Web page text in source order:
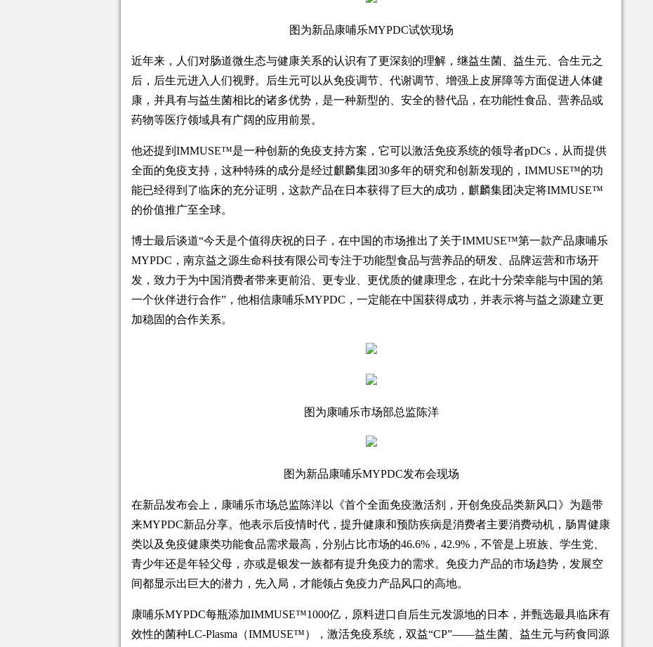
图为新品康哺乐MYPDC试饮现场
近年来，人们对肠道微生态与健康关系的认识有了更深刻的理解，继益生菌、益生元、合生元之
后，后生元进入人们视野。后生元可以从免疫调节、代谢调节、增强上皮屏障等方面促进人体健
康，并具有与益生菌相比的诸多优势，是一种新型的、安全的替代品，在功能性食品、营养品或
药物等医疗领域具有广阔的应用前景。
他还提到IMMUSE™是一种创新的免疫支持方案，它可以激活免疫系统的领导者pDCs，从而提供
全面的免疫支持，这种特殊的成分是经过麒麟集团30多年的研究和创新发现的，IMMUSE™的功
能已经得到了临床的充分证明，这款产品在日本获得了巨大的成功，麒麟集团决定将IMMUSE™
的价值推广至全球。
博士最后谈道“今天是个值得庆祝的日子，在中国的市场推出了关于IMMUSE™第一款产品康哺乐
MYPDC，南京益之源生命科技有限公司专注于功能型食品与营养品的研发、品牌运营和市场开
发，致力于为中国消费者带来更前沿、更专业、更优质的健康理念，在此十分荣幸能与中国的第
一个伙伴进行合作”，他相信康哺乐MYPDC，一定能在中国获得成功，并表示将与益之源建立更
加稳固的合作关系。
图为康哺乐市场部总监陈洋
图为新品康哺乐MYPDC发布会现场
在新品发布会上，康哺乐市场总监陈洋以《首个全面免疫激活剂，开创免疫品类新风口》为题带
来MYPDC新品分享。他表示后疫情时代，提升健康和预防疾病是消费者主要消费动机，肠胃健康
类以及免疫健康类功能食品需求最高，分别占比市场的46.6%，42.9%，不管是上班族、学生党、
青少年还是年轻父母，亦或是银发一族都有提升免疫力的需求。免疫力产品的市场趋势，发展空
间都显示出巨大的潜力，先入局，才能领占免疫力产品风口的高地。
康哺乐MYPDC每瓶添加IMMUSE™1000亿，原料进口自后生元发源地的日本，并甄选最具临床有
效性的菌种LC-Plasma（IMMUSE™），激活免疫系统，双益“CP”——益生菌、益生元与药食同源